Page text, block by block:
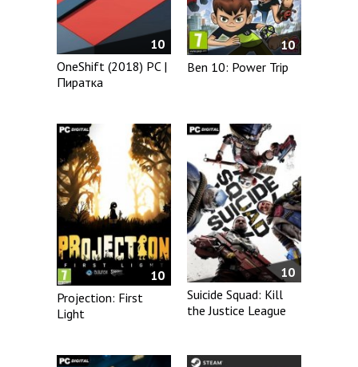
10
OneShift (2018) PC |
Пиратка
10
Ben 10: Power Trip
10
Projection: First
Light
10
Suicide Squad: Kill
the Justice League